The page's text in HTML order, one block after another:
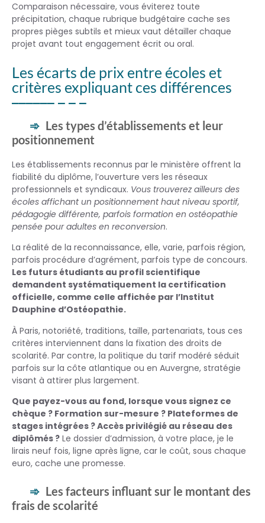
Comparaison nécessaire, vous éviterez toute
précipitation, chaque rubrique budgétaire cache ses
propres pièges subtils et mieux vaut détailler chaque
projet avant tout engagement écrit ou oral.
Les écarts de prix entre écoles et
critères expliquant ces différences
Les types d’établissements et leur
positionnement
Les établissements reconnus par le ministère offrent la
fiabilité du diplôme, l’ouverture vers les réseaux
professionnels et syndicaux. Vous trouverez ailleurs des
écoles affichant un positionnement haut niveau sportif,
pédagogie différente, parfois formation en ostéopathie
pensée pour adultes en reconversion.
La réalité de la reconnaissance, elle, varie, parfois région,
parfois procédure d’agrément, parfois type de concours.
Les futurs étudiants au profil scientifique
demandent systématiquement la certification
officielle, comme celle affichée par l’Institut
Dauphine d’Ostéopathie.
À Paris, notoriété, traditions, taille, partenariats, tous ces
critères interviennent dans la fixation des droits de
scolarité. Par contre, la politique du tarif modéré séduit
parfois sur la côte atlantique ou en Auvergne, stratégie
visant à attirer plus largement.
Que payez-vous au fond, lorsque vous signez ce
chèque ? Formation sur-mesure ? Plateformes de
stages intégrées ? Accès privilégié au réseau des
diplômés ? Le dossier d’admission, à votre place, je le
lirais neuf fois, ligne après ligne, car le coût, sous chaque
euro, cache une promesse.
Les facteurs influant sur le montant des
frais de scolarité